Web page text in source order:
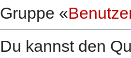
Gruppe «
Du kannst den